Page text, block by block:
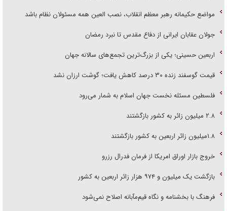
مواضع حکیمانه رهبر معظم انقلاب، نصب العین همه مسئولان نظام باشد
جولان عقابان ایرانی از دفاع مقدس تا نبرد رمضان
اربعین حسینی؛ یکی از بزرگ‌ترین تجمع‌های سالانه جهان
قیمت گوسفند زنده ۳۰ درصد کاهش یافت؛ گوشت ارزان نشد
فلسطین مسئله نخست جهان اسلام به شمار می‌رود
۲.۸ میلیون زائر به کشور بازگشتند
۱.۸میلیون زائر اربعین به کشور بازگشتند
خروج بازار اوراق امریکا از فرمان فدرال رزرو
بازگشت یک میلیون و ۹۷۴ هزار زائر اربعین به کشور
فرهنگ با بخشنامه و نگاه قیم‌مآبانه اصلاح نمی‌شود